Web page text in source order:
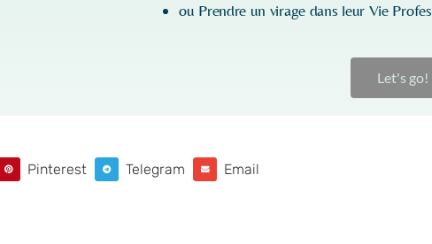
ou Prendre un virage dans leur Vie
Let's go!
Pinterest Telegram Email